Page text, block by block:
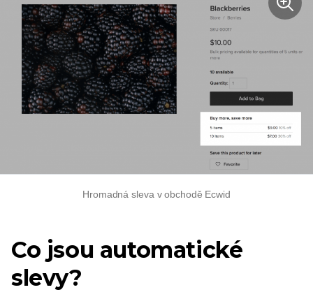
Hromadná sleva v obchodě Ecwid
Co jsou automatické
slevy?